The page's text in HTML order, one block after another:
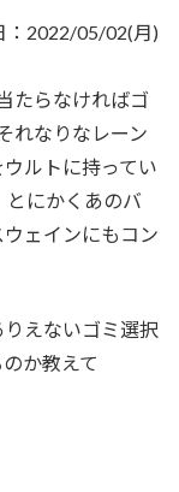
：2022/05/02(月)
たらなければゴ
れなりなレーン
ルトに持ってい
とにかくあのバ
ェインにもコン
えないゴミ選択
か教えて